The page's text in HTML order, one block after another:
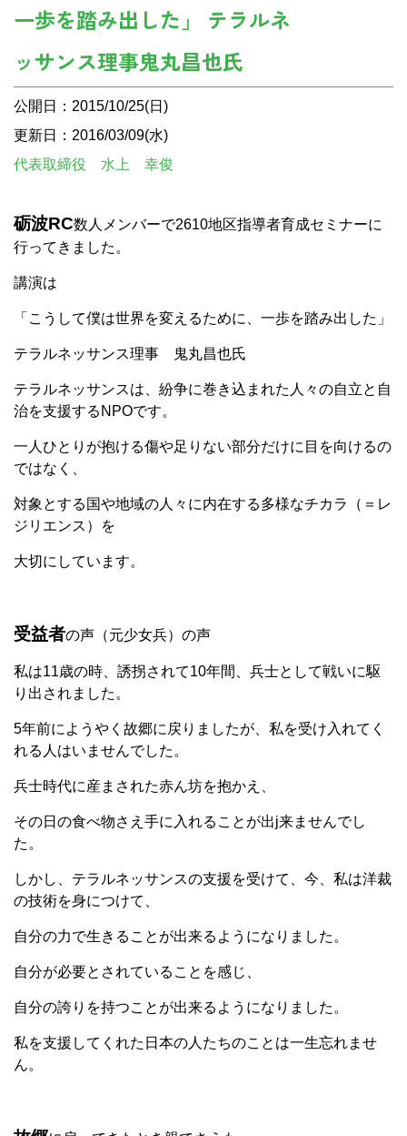
一歩を踏み出した」 テラルネ
ッサンス理事鬼丸昌也氏
公開日：2015/10/25(日)
更新日：2016/03/09(水)
代表取締役 水上 幸俊
砺波RC数人 メンバーで2610地区指導者育成セミナーに
行ってきました。
講演は
「こうして僕は世界を変えるために、一歩を踏み出した」
テラルネッサンス理事 鬼丸昌也氏
テラルネッサンスは、紛争に巻き込まれた人々の自立と自
治を支援するNPOです。
一人ひとりが抱ける傷や足りない部分だけに目を向けるの
ではなく、
対象とする国や地域の人々に内在する多様なチカラ（＝レ
ジリエンス）を
大切にしています。
受益者の声（元少女兵）の声
私は11歳の時、誘拐されて10年間、兵士として戦いに駆
り出されました。
5年前にようやく故郷に戻りましたが、私を受け入れてく
れる人はいませんでした。
兵士時代に産まされた赤ん坊を抱かえ、
その日の食べ物さえ手に入れることが出j来ませんでし
た。
しかし、テラルネッサンスの支援を受けて、今、私は洋裁
の技術を身につけて、
自分の力で生きることが出来るようになりました。
自分が必要とされていることを感じ、
自分の誇りを持つことが出来るようになりました。
私を支援してくれた日本の人たちのことは一生忘れませ
ん。